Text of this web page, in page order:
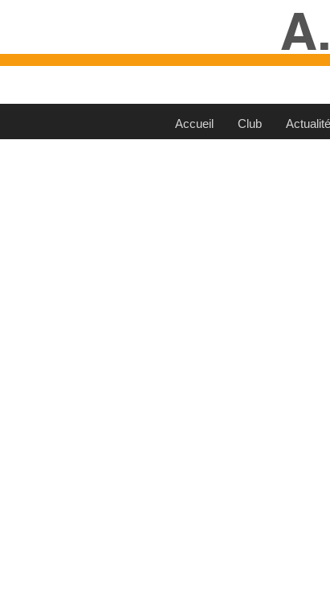
Accueil Club Actualité